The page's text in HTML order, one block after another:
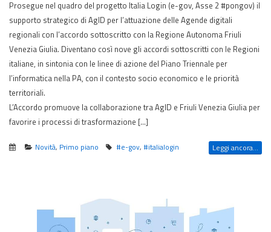
Prosegue nel quadro del progetto Italia Login (e-gov, Asse 2 #pongov) il
supporto strategico di AgID per l’attuazione delle Agende digitali
regionali con l’accordo sottoscritto con la Regione Autonoma Friuli
Venezia Giulia. Diventano così nove gli accordi sottoscritti con le Regioni
italiane, in sintonia con le linee di azione del Piano Triennale per
l’informatica nella PA, con il contesto socio economico e le priorità
territoriali.
L’Accordo promuove la collaborazione tra AgID e Friuli Venezia Giulia per
favorire i processi di trasformazione […]
Novità, Primo piano #e-gov,#italialogin Leggi ancora...